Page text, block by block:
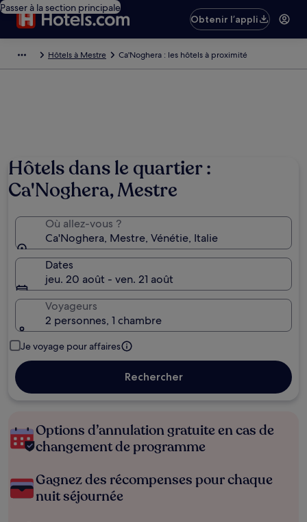
Passer à la section principale
Obtenir l’appli
Hôtels à Mestre Ca'Noghera : les hôtels à proximité
Hôtels dans le quartier :
Ca'Noghera, Mestre
Où allez-vous ?
Ca'Noghera, Mestre, Vénétie, Italie
Dates
jeu. 20 août - ven. 21 août
Voyageurs
2 personnes, 1 chambre
Je voyage pour affaires
Rechercher
Options d’annulation gratuite en cas de
changement de programme
Gagnez des récompenses pour chaque
nuit séjournée